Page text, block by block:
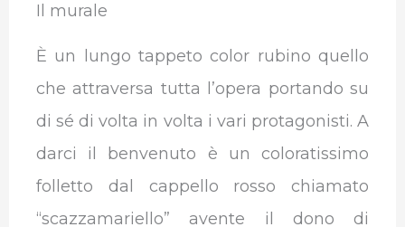
Il murale
È un lungo tappeto color rubino quello
che attraversa tutta l’opera portando su
di sé di volta in volta i vari protagonisti. A
darci il benvenuto è un coloratissimo
folletto dal cappello rosso chiamato
“scazzamariello” avente il dono di